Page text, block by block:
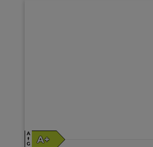
A
↑
G
A+